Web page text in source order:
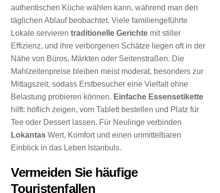
authentischen Küche wählen kann, während man den
täglichen Ablauf beobachtet. Viele familiengeführte
Lokale servierentraditionelle Gerichte mit stiller
Effizienz, und ihre verborgenen Schätze liegen oft in der
Nähe von Büros, Märkten oder Seitenstraßen. Die
Mahlzeitenpreise bleiben meist moderat, besonders zur
Mittagszeit, sodass Erstbesucher eine Vielfalt ohne
Belastung probieren können. Einfache Essensetikette
hilft: höflich zeigen, vom Tablett bestellen und Platz für
Tee oder Dessert lassen. Für Neulinge verbinden
Lokantas Wert, Komfort und einen unmittelbaren
Einblick in das Leben Istanbuls.
Vermeiden Sie häufige
Touristenfallen